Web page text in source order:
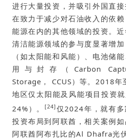
进行大量投资，并吸引外国直
在致力于减少对石油收入的依
能源在内的其他领域的投资。
清洁能源领域的参与度显著增
（如太阳能和风能）、电池储
用与封存（Carbon
Storage， CCUS）等。2018
地区仅太阳能及风能项目投资
24%）。
[24] 仅2024年，就有
投资布局到阿联酋，相关案例
阿联酋阿布扎比的Al Dhafra光